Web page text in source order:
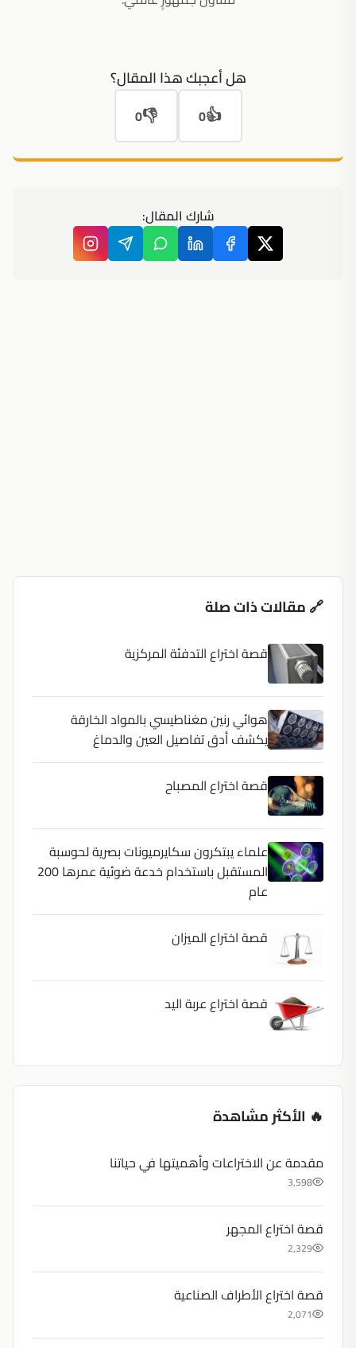
هل أعجبك هذا المقال؟
👍
0
👎
0
شارك المقال:
🔗 مقالات ذات صلة
قصة اختراع التدفئة المركزية
هوائي رنين مغناطيسي بالمواد الخارقة
يكشف أدق تفاصيل العين والدماغ
قصة اختراع المصباح
علماء يبتكرون سكايرميونات بصرية لحوسبة
المستقبل باستخدام خدعة ضوئية عمرها 200
عام
قصة اختراع الميزان
قصة اختراع عربة اليد
🔥 الأكثر مشاهدة
مقدمة عن الاختراعات وأهميتها في حياتنا
3,598
قصة اختراع المجهر
2,329
قصة اختراع الأطراف الصناعية
2,071